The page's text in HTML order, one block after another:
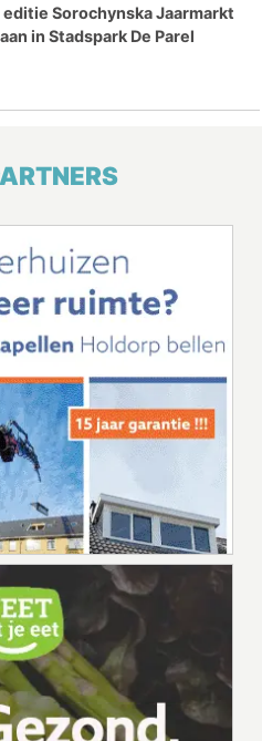
Sorochynska Jaarmarkt
in Stadspark De Parel